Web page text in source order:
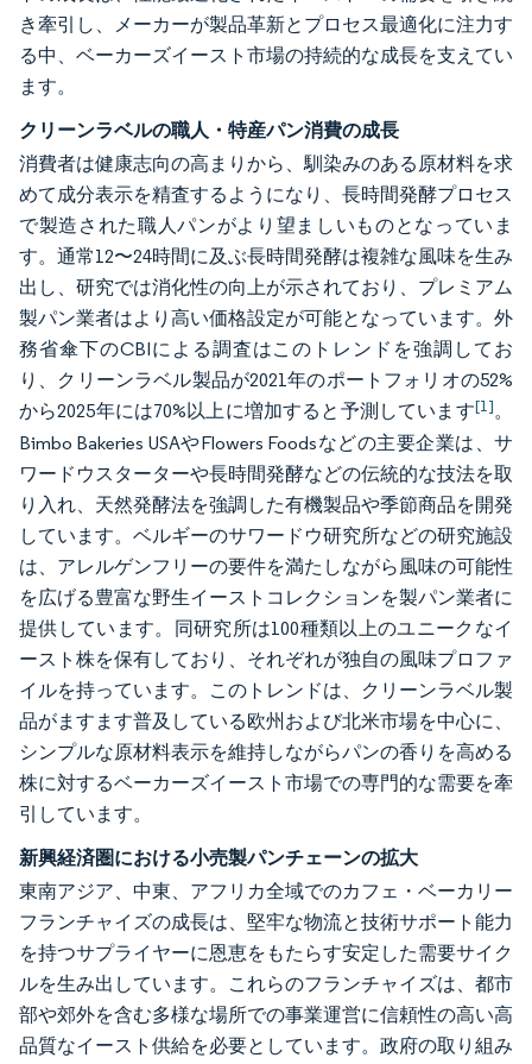
き牽引し、メーカーが製品革新とプロセス最適化に注力す
る中、ベーカーズイースト市場の持続的な成長を支えてい
ます。
クリーンラベルの職人・特産パン消費の成長
消費者は健康志向の高まりから、馴染みのある原材料を求
めて成分表示を精査するようになり、長時間発酵プロセス
で製造された職人パンがより望ましいものとなっていま
す。通常12〜24時間に及ぶ長時間発酵は複雑な風味を生み
出し、研究では消化性の向上が示されており、プレミアム
製パン業者はより高い価格設定が可能となっています。外
務省傘下のCBIによる調査はこのトレンドを強調してお
り、クリーンラベル製品が2021年のポートフォリオの52%
から2025年には70%以上に増加すると予測しています[1]。
Bimbo Bakeries USAやFlowers Foodsなどの主要企業は、サ
ワードウスターターや長時間発酵などの伝統的な技法を取
り入れ、天然発酵法を強調した有機製品や季節商品を開発
しています。ベルギーのサワードウ研究所などの研究施設
は、アレルゲンフリーの要件を満たしながら風味の可能性
を広げる豊富な野生イーストコレクションを製パン業者に
提供しています。同研究所は100種類以上のユニークなイ
ースト株を保有しており、それぞれが独自の風味プロファ
イルを持っています。このトレンドは、クリーンラベル製
品がますます普及している欧州および北米市場を中心に、
シンプルな原材料表示を維持しながらパンの香りを高める
株に対するベーカーズイースト市場での専門的な需要を牽
引しています。
新興経済圏における小売製パンチェーンの拡大
東南アジア、中東、アフリカ全域でのカフェ・ベーカリー
フランチャイズの成長は、堅牢な物流と技術サポート能力
を持つサプライヤーに恩恵をもたらす安定した需要サイク
ルを生み出しています。これらのフランチャイズは、都市
部や郊外を含む多様な場所での事業運営に信頼性の高い高
品質なイースト供給を必要としています。政府の取り組み